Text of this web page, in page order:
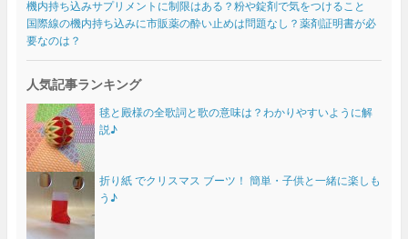
機内持ち込みサプリメントに制限はある？粉や錠剤で気をつけること
国際線の機内持ち込みに市販薬の酔い止めは問題なし？薬剤証明書が必
要なのは？
人気記事ランキング
毬と殿様の全歌詞と歌の意味は？わかりやすいように解
説♪
折り紙 でクリスマス ブーツ！ 簡単・子供と一緒に楽しも
う♪